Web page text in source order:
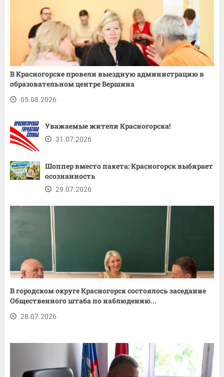
В Красногорске провели выездную администрацию в
образовательном центре Вершина
05.08.2026
Уважаемые жители Красногорска!
31.07.2026
Шоппер вместо пакета: Красногорск выбирает
осознанность
29.07.2026
В городском округе Красногорск состоялось заседание
Общественного штаба по наблюдению...
28.07.2026